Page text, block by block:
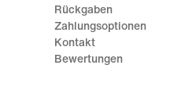
Rückgaben
Zahlungsoptionen
Kontakt
Bewertungen